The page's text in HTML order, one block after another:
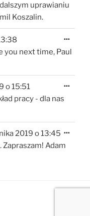
uprawianiu
Koszalin.
you next time, Paul
...
o15:51
pracy - dla nas
...
2019 o13:45
Adam
...